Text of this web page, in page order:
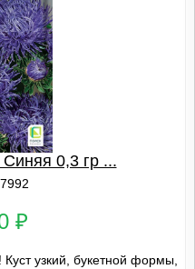
Синяя 0,3 гр ...
₽
узкий, букетной формы,